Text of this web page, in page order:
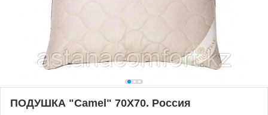
ПОДУШКА "Camel" 70Х70. Россия